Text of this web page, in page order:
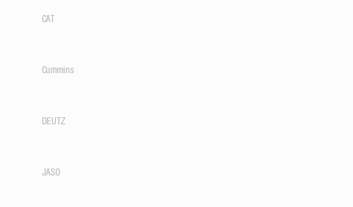
CAT
Cummins
DEUTZ
JASO